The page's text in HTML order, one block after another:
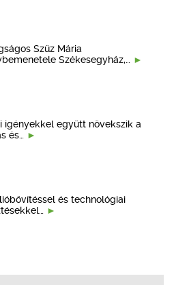
Szűz Mária
Székesegyház,…
igényekkel együtt növekszik a
és…
és technológiai